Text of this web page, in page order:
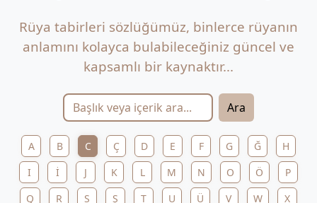
Rüya tabirleri sözlüğümüz, binlerce rüyanın
anlamını kolayca bulabileceğiniz güncel ve
kapsamlı bir kaynaktır...
Ara
A B C Ç D E F G Ğ
H
I
İ J K L M N O Ö
P
Q
R S Ş T U Ü V W
X